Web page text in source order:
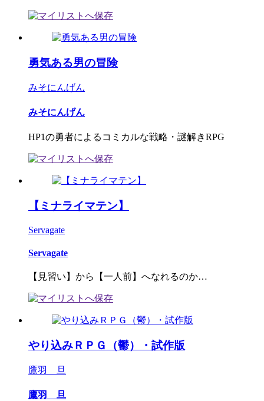
勇気ある男の冒険
みそにんげん
みそにんげん
HP1の勇者によるコミカルな戦略・謎解きRPG
【ミナライマテン】
Servagate
Servagate
【見習い】から【一人前】へなれるのか…
やり込みＲＰＧ（鬱）・試作版
鷹羽 旦
鷹羽 旦